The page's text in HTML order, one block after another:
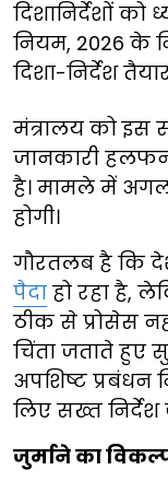
दिशानिर्देशों
नियम, 2026 के
दिशा-निर्देश
मंत्रालय को इस
जानकारी
है। मामले में
होगी।
गौरतलब है कि
पैदा हो रहा है,
ठीक से प्रोसेस
चिंता जताते हुए
अपशिष्ट
लिए सख्त निर्देश
जुर्माने का विकल्प